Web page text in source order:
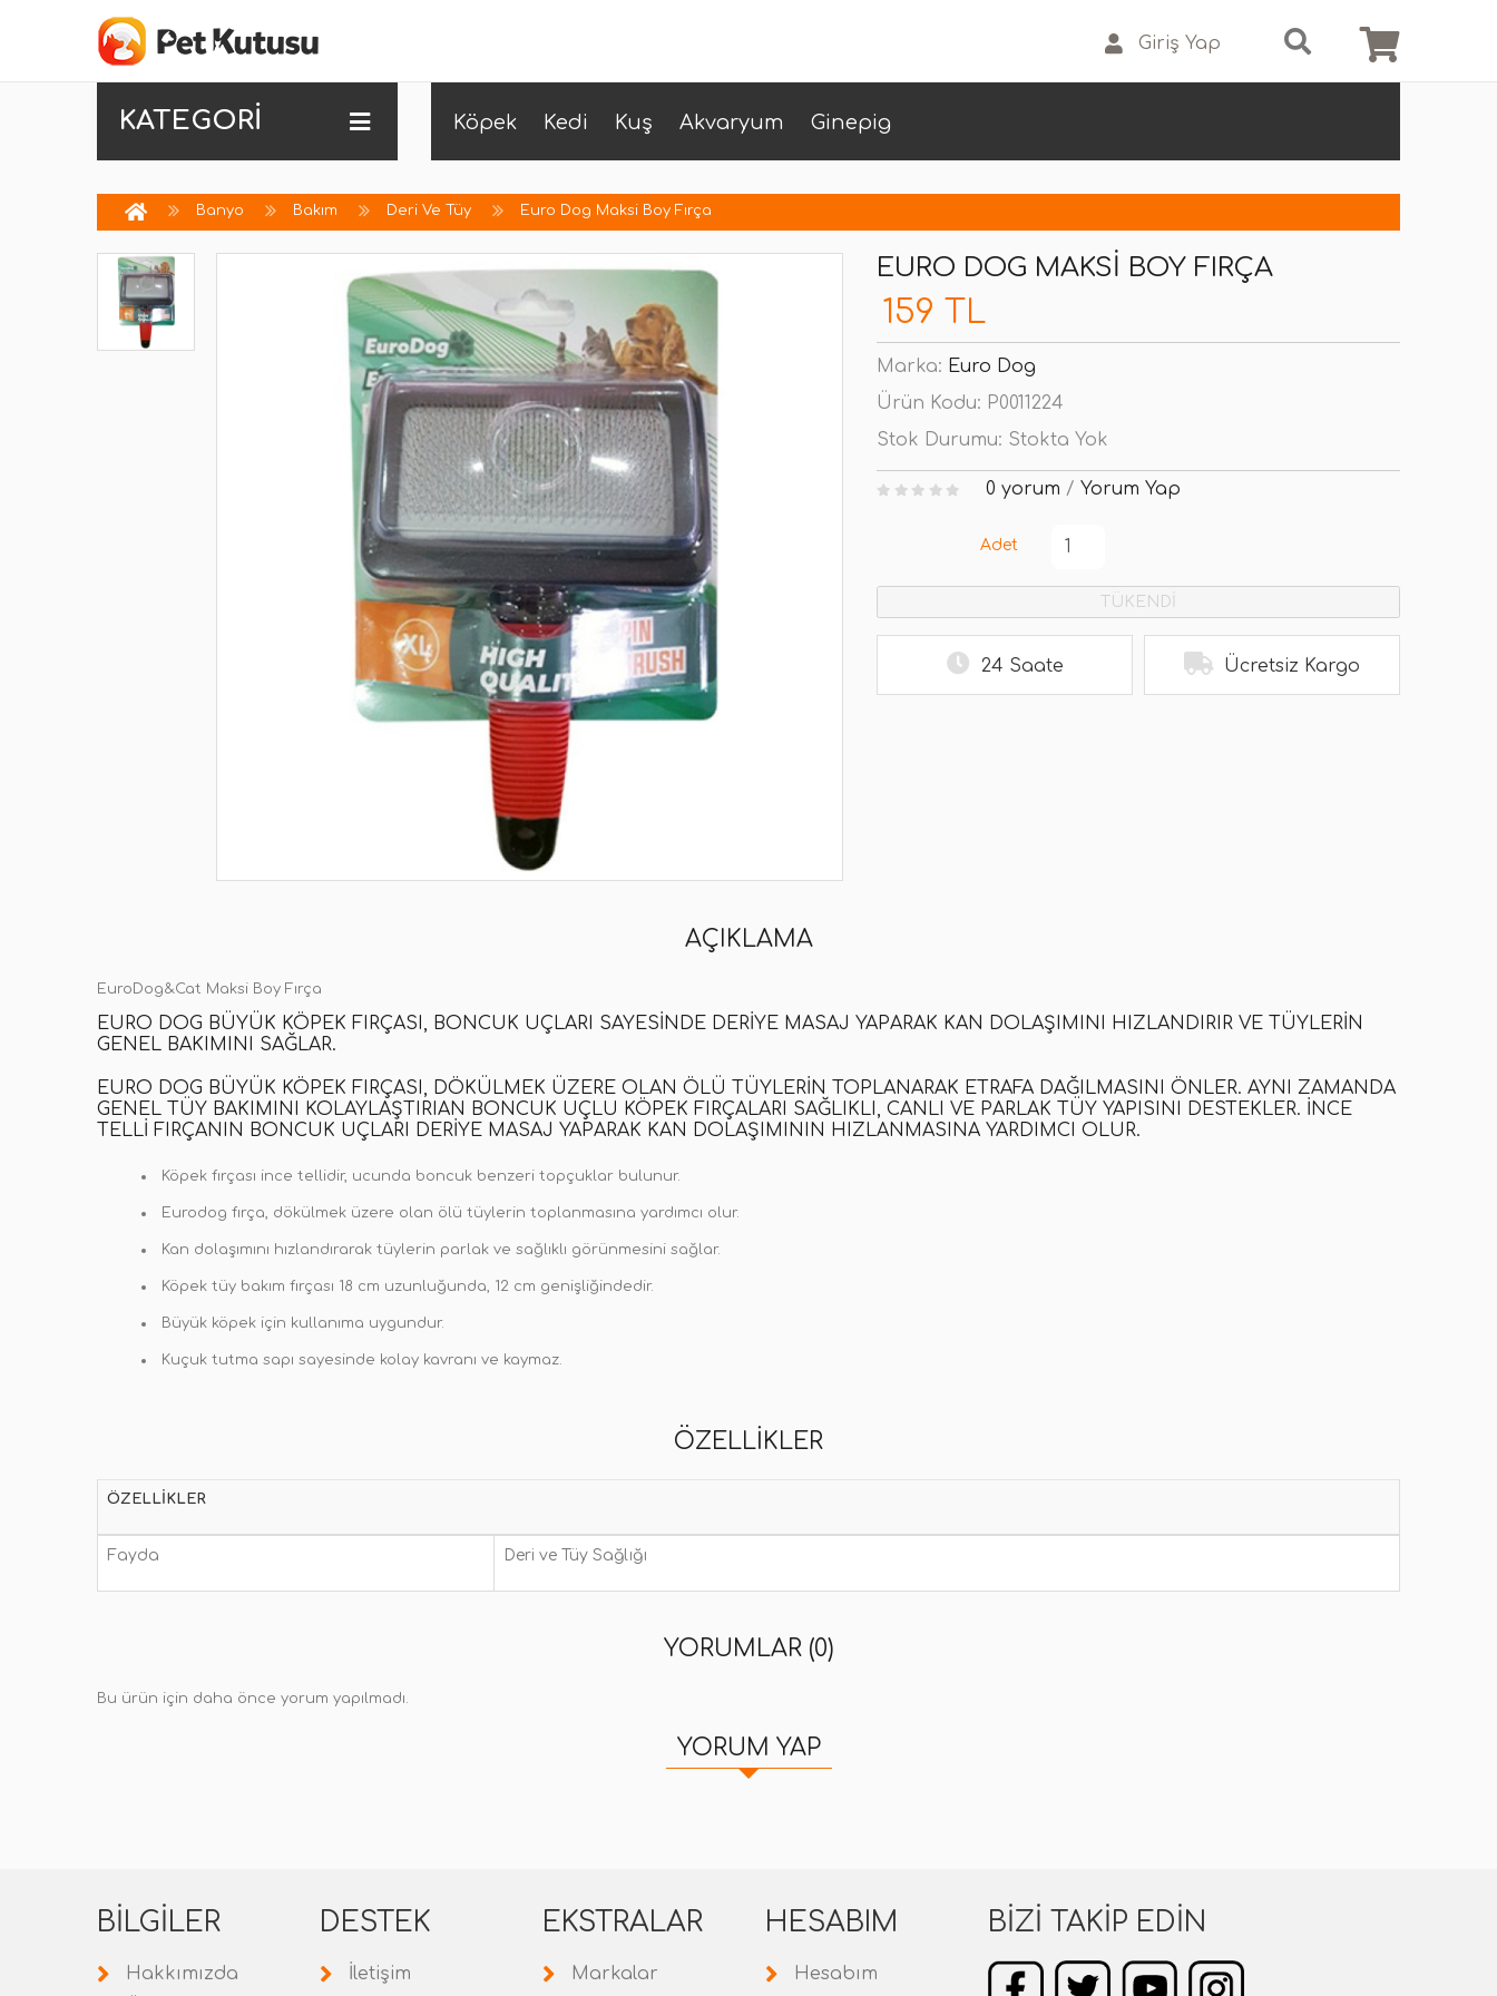
Giriş Yap
KATEGORİ Köpek Kedi Kuş Akvaryum Ginepig
Banyo Bakım Deri Ve Tüy Euro Dog Maksi Boy Fırça
EURO DOG MAKSI BOY FIRÇA
159 TL
Marka: Euro Dog
Ürün Kodu: P0011224
Stok Durumu: Stokta Yok
0 yorum / Yorum Yap
Adet
TÜKENDİ
24 Saate Ücretsiz Kargo
AÇIKLAMA
EuroDog&Cat Maksi Boy Fırça
EURO DOG BÜYÜK KÖPEK FIRÇASI, BONCUK UÇLARI SAYESINDE DERIYE MASAJ YAPARAK KAN DOLAŞIMINI HIZLANDIRIR VE TÜYLERIN
GENEL BAKIMINI SAĞLAR.
EURO DOG BÜYÜK KÖPEK FIRÇASI, DÖKÜLMEK ÜZERE OLAN ÖLÜ TÜYLERIN TOPLANARAK ETRAFA DAĞILMASINI ÖNLER. AYNI ZAMANDA
GENEL TÜY BAKIMINI KOLAYLAŞTIRIAN BONCUK UÇLU KÖPEK FIRÇALARI SAĞLIKLI, CANLI VE PARLAK TÜY YAPISINI DESTEKLER. İNCE
TELLI FIRÇANIN BONCUK UÇLARI DERIYE MASAJ YAPARAK KAN DOLAŞIMININ HIZLANMASINA YARDIMCI OLUR.
Köpek fırçası ince tellidir, ucunda boncuk benzeri topçuklar bulunur.
Eurodog fırça, dökülmek üzere olan ölü tüylerin toplanmasına yardımcı olur.
Kan dolaşımını hızlandırarak tüylerin parlak ve sağlıklı görünmesini sağlar.
Köpek tüy bakım fırçası 18 cm uzunluğunda, 12 cm genişliğindedir.
Büyük köpek için kullanıma uygundur.
Kuçuk tutma sapı sayesinde kolay kavranı ve kaymaz.
ÖZELLIKLER
ÖZELLIKLER
Fayda Deri ve Tüy Sağlığı
YORUMLAR (0)
Bu ürün için daha önce yorum yapılmadı.
YORUM YAP
BILGILER
Hakkımızda
DESTEK
İletişim
EKSTRALAR
Markalar
HESABIM
Hesabım
BIZI TAKIP EDIN